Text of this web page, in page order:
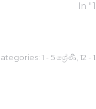
In
1 - 5 ශ්‍රේණි 12 -